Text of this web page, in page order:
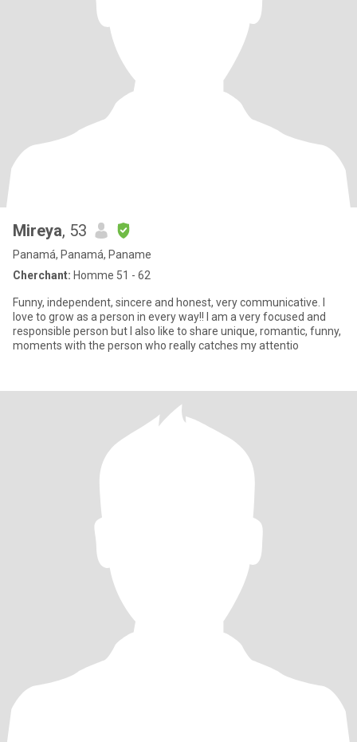
Mireya, 53
Panamá, Panamá, Paname
Cherchant: Homme 51 - 62
Funny, independent, sincere and honest, very communicative. I
love to grow as a person in every way!! I am a very focused and
responsible person but I also like to share unique, romantic, funny,
moments with the person who really catches my attentio